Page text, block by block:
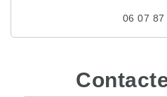
06 07 87